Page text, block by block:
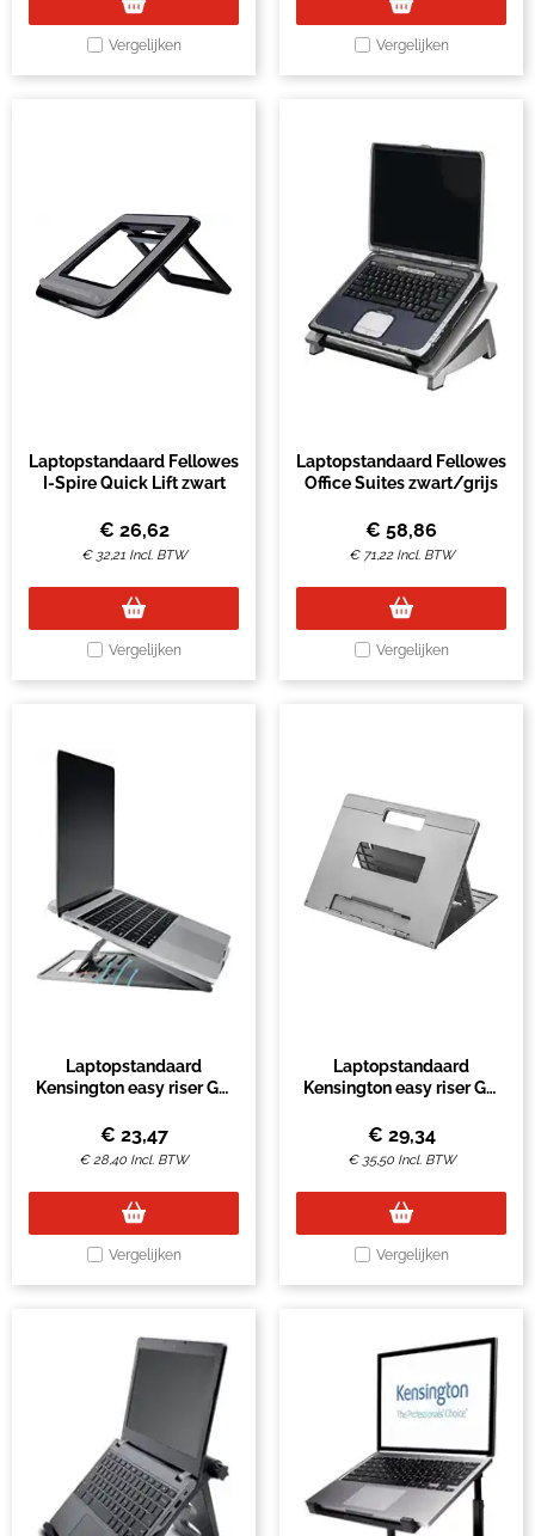
Vergelijken Vergelijken
Laptopstandaard Fellowes
I-Spire Quick Lift zwart
€ 26,62
€ 32,21 Incl. BTW
Vergelijken
Laptopstandaard Fellowes
Office Suites zwart/grijs
€ 58,86
€ 71,22 Incl. BTW
Vergelijken
Laptopstandaard
Kensington easy riser GO
€ 23,47
€28,40 Incl. BTW
Vergelijken
Laptopstandaard
Kensington easy riser GO
€ 29,34
€ 35,50 Incl. BTW
Vergelijken